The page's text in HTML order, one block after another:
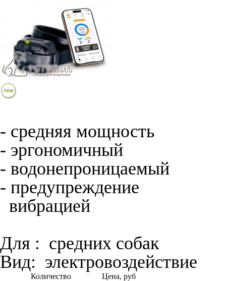
- средняя мощность
- эргономичный
- водонепроницаемый
- предупреждение
вибрацией
Для : средних собак
Вид: электро­воздействие
Количество
Цена, руб